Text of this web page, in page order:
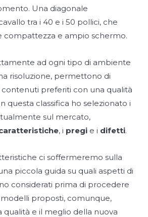
Una diagonale
tra i 40 e i 50 pollici, che
compattezza e ampio schermo.
ad ogni tipo di ambiente
risoluzione, permettono di
preferiti con una qualità
questa classifica ho selezionato i
sul mercato,
, i pregi e i difetti.
ci soffermeremo sulla
piccola guida su quali aspetti di
considerati prima di procedere
modelli proposti, comunque,
qualità e il meglio della nuova